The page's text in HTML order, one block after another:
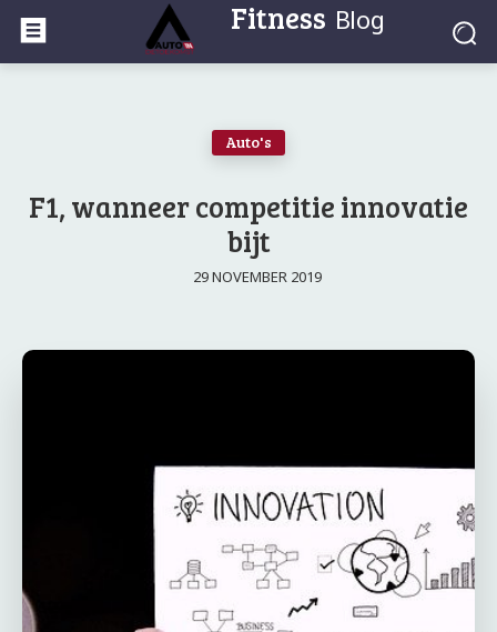
Fitness Blog
Auto's
F1, wanneer competitie innovatie
bijt
29 NOVEMBER 2019